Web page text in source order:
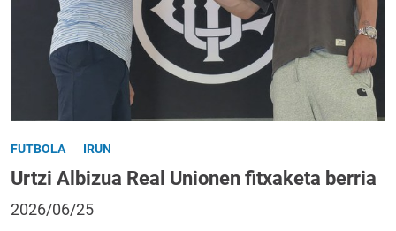
FUTBOLA IRUN
Urtzi Albizua Real Unionen fitxaketa berria
2026/06/25